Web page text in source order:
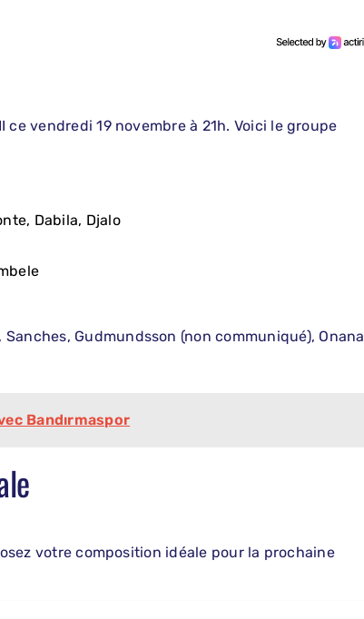
ce vendredi 19 novembre à 21h. Voici le groupe
Dabila, Djalo
Gudmundsson (non communiqué), Onana
Bandırmaspor
votre composition idéale pour la prochaine